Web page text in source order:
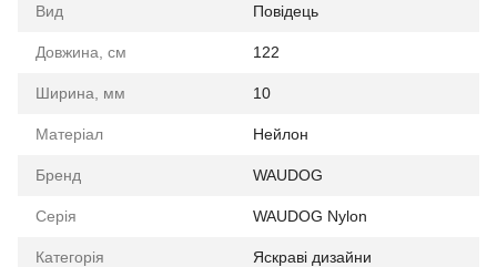
Вид Повідець
Довжина, см 122
Ширина, мм 10
Матеріал Нейлон
Бренд WAUDOG
Серія WAUDOG Nylon
Категорія Яскраві дизайни